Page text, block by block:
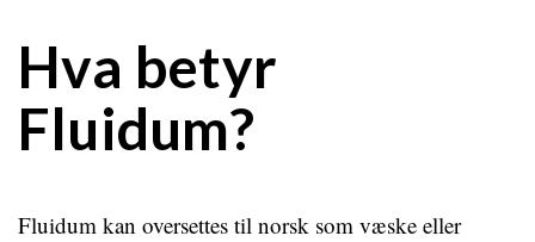
Hva betyr
Fluidum?
Fluidum kan oversettes til norsk som væske eller